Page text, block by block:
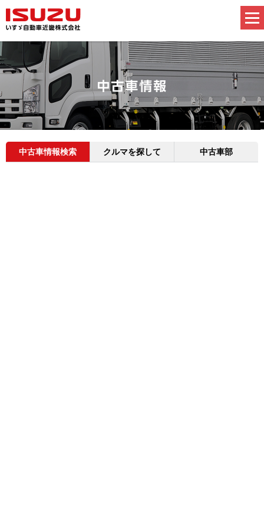
中古車情報検索 クルマを探して 中古車部